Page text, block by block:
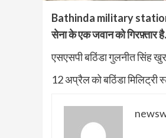
Bathinda military
सेना के एक जवान को गिरफ़्तार है.
एसएसपी बठिंडा गुलनीत सिंह
12 अप्रैल को बठिंडा मिलिट्री